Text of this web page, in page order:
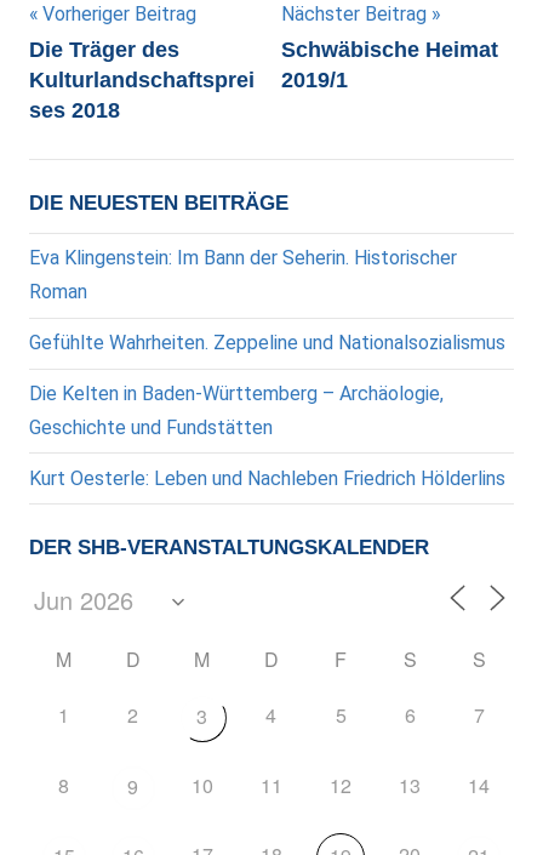
Beitragsnavigation
Vorheriger Beitrag
Die Träger des
Kulturlandschaftsprei
ses 2018
Nächster Beitrag
Schwäbische Heimat
2019/1
DIE NEUESTEN BEITRÄGE
Eva Klingenstein: Im Bann der Seherin. Historischer
Roman
Gefühlte Wahrheiten. Zeppeline und Nationalsozialismus
Die Kelten in Baden-Württemberg – Archäologie,
Geschichte und Fundstätten
Kurt Oesterle: Leben und Nachleben Friedrich Hölderlins
DER SHB-VERANSTALTUNGSKALENDER
M D M D F S S
1 2 3 4 5 6 7
8 9 10 11 12 13 14